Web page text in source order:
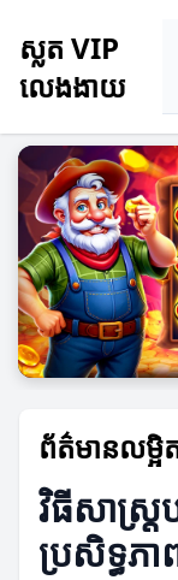
ស្លត VIP
លេងងាយ
ព័ត៌មានលម្អិ
វិធីសាស្ត្
ប្រសិទ្ធភ